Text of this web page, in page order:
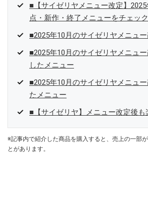
■【サイゼリヤメニュー改定】
点・新作・終了メニューをチェック
■2025年10月のサイゼリヤメニュ
■2025年10月のサイゼリヤメニュ
したメニュー
■2025年10月のサイゼリヤメニュ
たメニュー
■【サイゼリヤ】メニュー改定後も
※記事内で紹介した商品を購入すると、売上の一部
とがあります。